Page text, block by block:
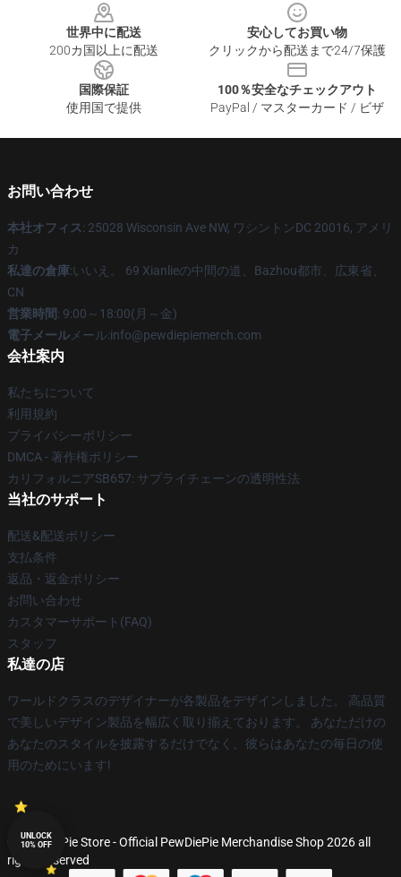
世界中に配送
200カ国以上に配送
安心してお買い物
クリックから配送まで24/7保護
国際保証
使用国で提供
100％安全なチェックアウト
PayPal / マスターカード / ビザ
お問い合わせ
本社オフィス: 25028 Wisconsin Ave NW, ワシントンDC 20016, アメリ
カ
私達の倉庫:いいえ。 69 Xianlieの中間の道、Bazhou都市、広東省、
CN
営業時間: 9:00～18:00(月～金)
電子メール メール:info@pewdiepiemerch.com
会社案内
私たちについて
利用規約
プライバシーポリシー
DMCA - 著作権ポリシー
カリフォルニアSB657: サプライチェーンの透明性法
当社のサポート
配送&配送ポリシー
支払条件
返品・返金ポリシー
お問い合わせ
カスタマーサポート(FAQ)
スタッフ
私達の店
ワールドクラスのデザイナーが各製品をデザインしました。 高品質
で美しいデザイン製品を幅広く取り揃えております。 あなただけの
あなたのスタイルを披露するだけでなく、彼らはあなたの毎日の使
用のためにいます!
© PewDiePie Store - Official PewDiePie Merchandise Shop 2026 all
rights reserved
UNLOCK
10% OFF